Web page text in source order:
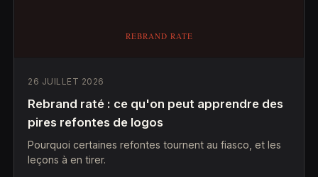
26 JUILLET 2026
Rebrand raté : ce qu'on peut apprendre des
pires refontes de logos
Pourquoi certaines refontes tournent au fiasco, et les
leçons à en tirer.